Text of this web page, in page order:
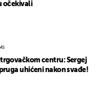
očekivali
trgovačkom centru: Sergej
uhićeni nakon svađe!